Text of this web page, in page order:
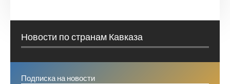
Новости по странам Кавказа
Подписка на новости